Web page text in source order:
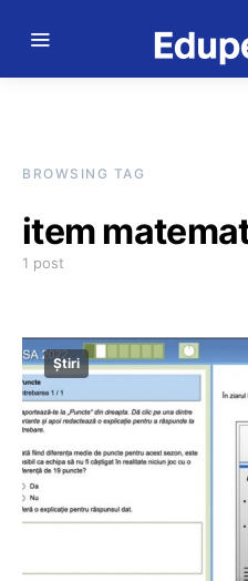
BROWSING TAG
item
1 post
Știri